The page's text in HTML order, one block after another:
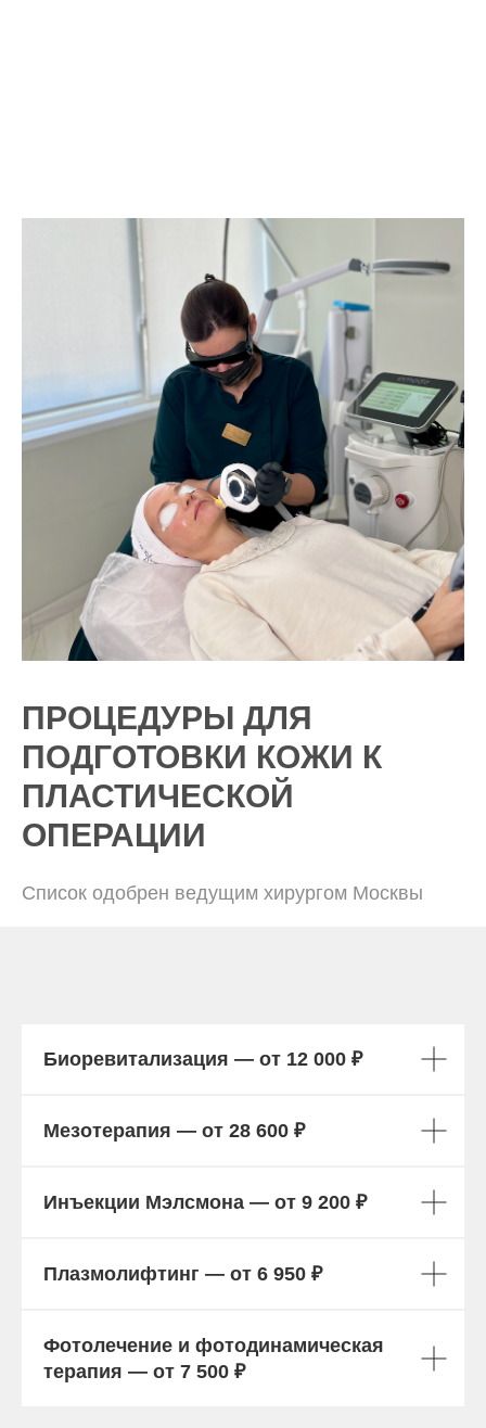
ПРОЦЕДУРЫ ДЛЯ
ПОДГОТОВКИ КОЖИ К
ПЛАСТИЧЕСКОЙ
ОПЕРАЦИИ
Список одобрен ведущим хирургом Москвы
Биоревитализация — от 12 000 ₽
Мезотерапия — от 28 600 ₽
Инъекции Мэлсмона — от 9 200 ₽
Плазмолифтинг — от 6 950 ₽
Фотолечение и фотодинамическая
терапия — от 7 500 ₽